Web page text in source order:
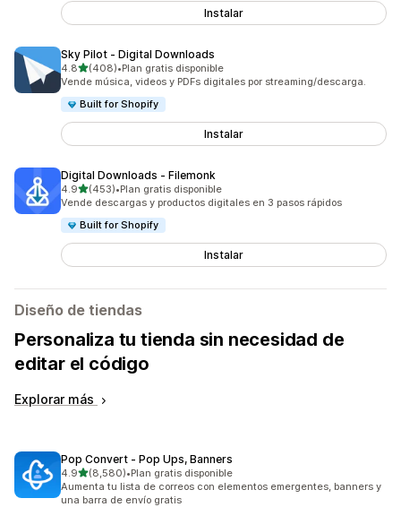
Instalar
Sky Pilot ‑ Digital Downloads
4.8de 5 estrellas
(408)
408 reseñas en total
•Plan gratis disponible
Vende música, videos y PDFs digitales por streaming/descarga.
Built for Shopify
Instalar
Digital Downloads ‑ Filemonk
4.9de 5 estrellas
(453)
453 reseñas en total
•Plan gratis disponible
Vende descargas y productos digitales en 3 pasos rápidos
Built for Shopify
Instalar
Diseño de tiendas
Personaliza tu tienda sin necesidad de
editar el código
Explorar más
Pop Convert ‑ Pop Ups, Banners
4.9de 5 estrellas
(8,580)
8580 reseñas en total
•Plan gratis disponible
Aumenta tu lista de correos con elementos emergentes, banners y
una barra de envío gratis